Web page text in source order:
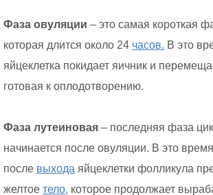
Фаза овуляции – это самая короткая
которая длится около 24 часов. В это
яйцеклетка покидает яичник и
готовая к оплодотворению.
Фаза лутеиновая – последняя фаза
начинается после овуляции. В это
после выхода яйцеклетки фолликула
желтое тело, которое продолжает